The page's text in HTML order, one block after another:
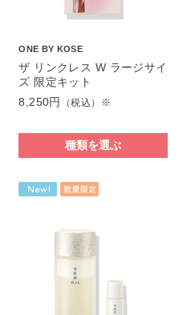
ONE BY KOSE
ザ リンクレス W ラージサイ
ズ 限定キット
8,250円
（税込）※
種類を選ぶ